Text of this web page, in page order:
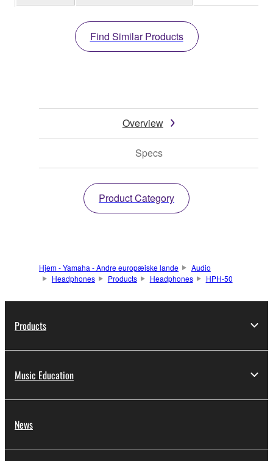
Find Similar Products
Overview
Specs
Product Category
Hjem - Yamaha - Andre europæiske lande
Audio
Headphones
Products Headphones HPH-50
Products
Music Education
News